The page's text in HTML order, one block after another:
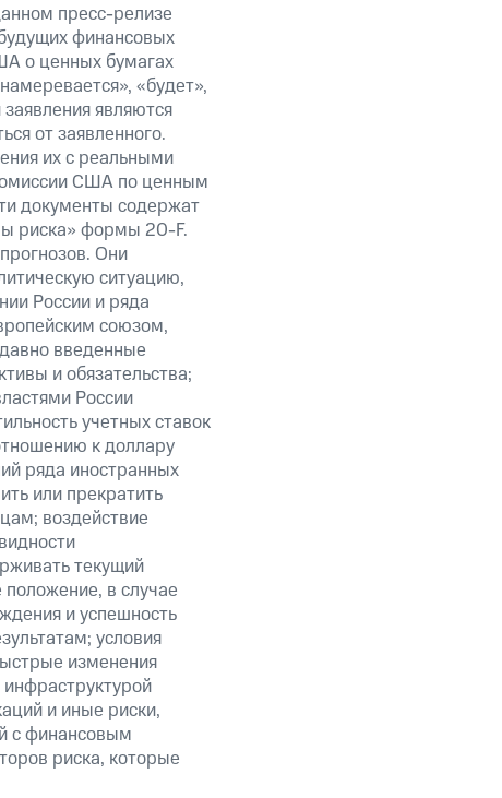
пресс-релизе
финансовых
о ценных бумагах
«будет»,
являются
от заявленного.
их с реальными
США по ценным
документы содержат
риска» формы 20-F.
Они
ситуацию,
России и ряда
союзом,
введенные
и обязательства;
России
учетных ставок
к доллару
ряда иностранных
или прекратить
воздействие
текущий
в случае
и успешность
условия
изменения
и иные риски,
с финансовым
риска, которые